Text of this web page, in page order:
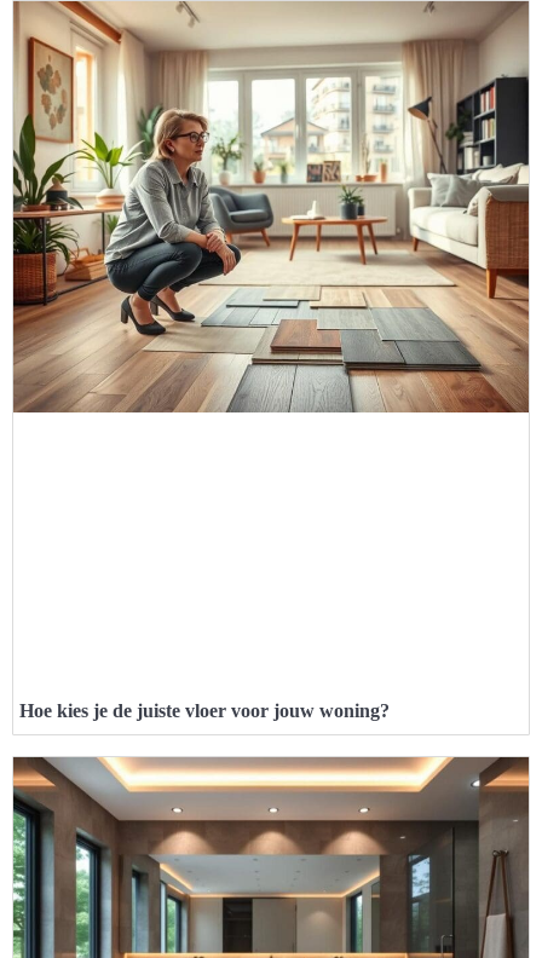
Hoe kies je de juiste vloer voor jouw woning?